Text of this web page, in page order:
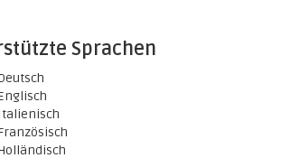
Sprachen